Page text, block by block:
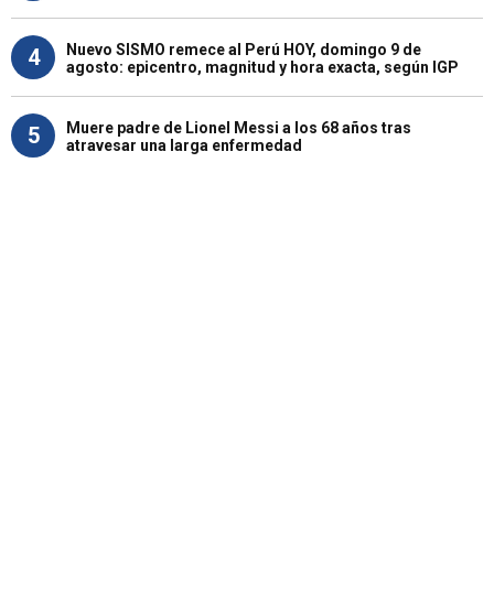
4
Nuevo SISMO remece al Perú HOY, domingo 9 de
agosto: epicentro, magnitud y hora exacta, según IGP
5
Muere padre de Lionel Messi a los 68 años tras
atravesar una larga enfermedad